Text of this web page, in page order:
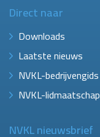
Direct naar
Downloads
Laatste nieuws
NVKL-bedrijvengids
NVKL-lidmaatschap
NVKL nieuwsbrief